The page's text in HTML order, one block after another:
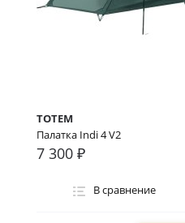
TOTEM
Палатка Indi 4 V2
7 300 ₽
В сравнение